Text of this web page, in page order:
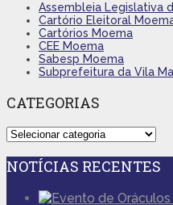
Assembleia Legislativa
Cartório Eleitoral
Cartórios Moema
CEE Moema
Sabesp Moema
Subprefeitura da Vila
CATEGORIAS
Categorias
NOTÍCIAS RECENTES